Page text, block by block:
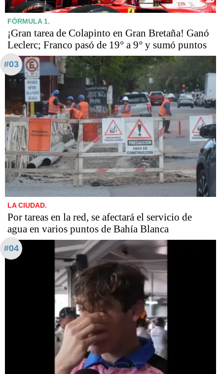
FÓRMULA 1.
¡Gran tarea de Colapinto en Gran Bretaña! Ganó
Leclerc; Franco pasó de 19° a 9° y sumó puntos
#03
LA CIUDAD.
Por tareas en la red, se afectará el servicio de
agua en varios puntos de Bahía Blanca
#04